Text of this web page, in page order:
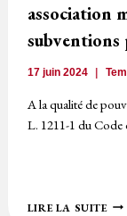
association
subventions
17 juin 2024
A la qualité de
L. 1211-1 du
LIRE LA SUITELA